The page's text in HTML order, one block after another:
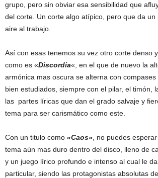
grupo, pero sin obviar esa sensibilidad que
del corte. Un corte algo atípico, pero que da un
aire al trabajo.
Así con esas tenemos su vez otro corte denso
como es «Discordia«, en el que de nuevo la
armónica mas oscura se alterna con
bien estudiados, siempre con el pilar, el timón,
las partes líricas que dan el grado salvaje y
tema para ser carismático como este.
Con un titulo como «Caos» , no puedes
tema aún mas duro dentro del disco, lleno de
y un juego lírico profundo e intenso al cual le
particular, siendo las protagonistas absolutas